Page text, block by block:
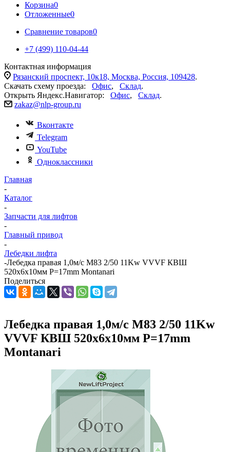
Корзина0
Отложенные0
Сравнение товаров0
+7 (499) 110-04-44
Контактная информация
Рязанский проспект, 10к18, Москва, Россия, 109428.
Скачать схему проезда: Офис, Склад.
Открыть Яндекс.Навигатор: Офис, Склад.
zakaz@nlp-group.ru
Вконтакте
Telegram
YouTube
Одноклассники
Главная
-
Каталог
-
Запчасти для лифтов
-
Главный привод
-
Лебедки лифта
-Лебедка правая 1,0м/с M83 2/50 11Kw VVVF КВШ
520х6x10мм P=17mm Montanari
Поделиться
Лебедка правая 1,0м/с M83 2/50 11Kw
VVVF КВШ 520х6x10мм P=17mm
Montanari